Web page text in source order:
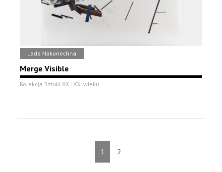
Lada Nakonechna
Merge Visible
Kolekcja Sztuki XX i XXI wieku
1 2